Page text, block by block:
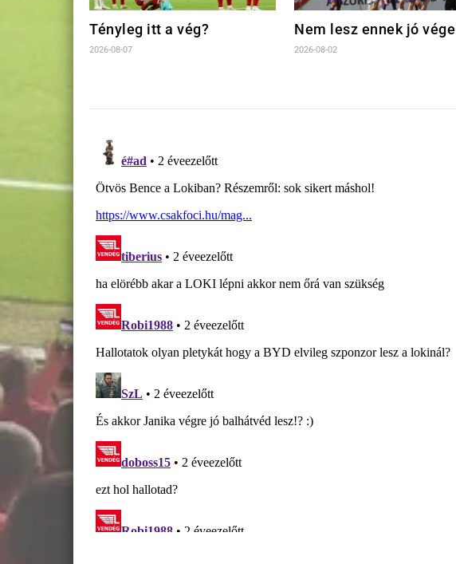
Tényleg itt a vég?
2026-08-07
Nem lesz ennek jó vége
2026-08-02